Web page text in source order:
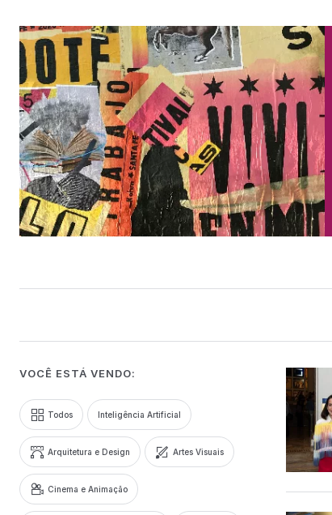
VOCÊ ESTÁ VENDO:
Todos Inteligência Artificial
Arquitetura e Design Artes Visuais
Cinema e Animação